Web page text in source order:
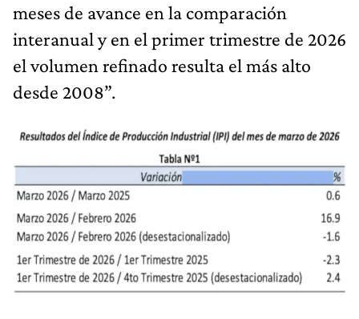
meses de avance en la comparación
interanual y en el primer trimestre de 2026
el volumen refinado resulta el más alto
desde 2008”.